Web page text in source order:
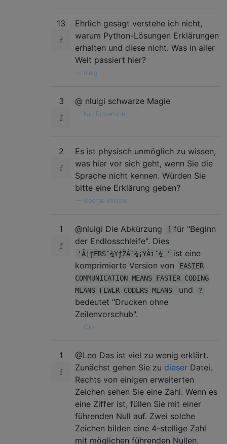
13
Ehrlich gesagt verstehe ich nicht,
warum Python-Lösungen Erklärungen
erhalten und diese nicht. Was in aller
Welt passiert hier?
nluigi
3 @ nluigi schwarze Magie
Nic Robertson
2
Es ist physisch unmöglich zu wissen,
was hier vor sich geht, wenn Sie die
Sprache nicht kennen. Würden Sie
bitte eine Erklärung geben?
George Willcox
1 @nluigi Die Abkürzung [ für "Beginn
der Endlosschleife". Dies
‘Ã¦ƒËRSˆ¾¥ƒŽÁˆ¾¡ŸÂïˆ¾ ‘ ist eine
komprimierte Version von
EASIER
COMMUNICATION MEANS FASTER CODING
MEANS FEWER CODERS MEANS
und ?
bedeutet "Drucken ohne
Zeilenvorschub".
Okx
1
@Leo Das ist viel zu wenig erklärt.
Zunächst gehen Sie zu dieser Datei.
Rechts von einigen erweiterten
Zeichen sehen Sie eine Zahl. Wenn es
eine Ziffer ist, füllen Sie mit einer
führenden Null auf. Zwei solche
Zeichen bilden eine 4-stellige Zahl
mit möglichen führenden Nullen.